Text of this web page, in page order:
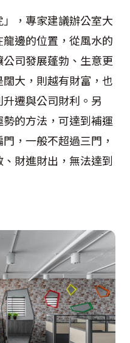
，專家建議辦公室大
邊的位置，從風水的
司發展蓬勃、生意更
大，則越有財富，也
遷與公司財利。另
的方法，可達到補運
，一般不超過三門，
財進財出，無法達到